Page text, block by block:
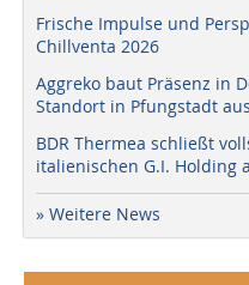
Frische Impulse und
Chillventa 2026
Aggreko baut Präsenz in
Standort in Pfungstadt aus
BDR Thermea schließt
italienischen G.I. Holding
» Weitere News